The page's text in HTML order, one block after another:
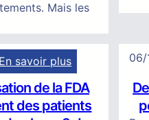
à
j
o
u
r
c
e
r
c
h
e
Mais les
En savoir plus
:
A
B
de la FDA
des patients
06/